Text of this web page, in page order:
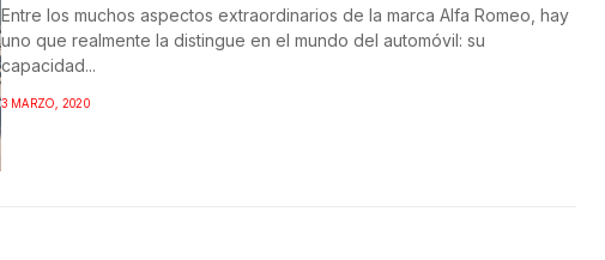
Entre los muchos aspectos extraordinarios de la marca Alfa Romeo, hay
uno que realmente la distingue en el mundo del automóvil: su
capacidad...
3 MARZO, 2020